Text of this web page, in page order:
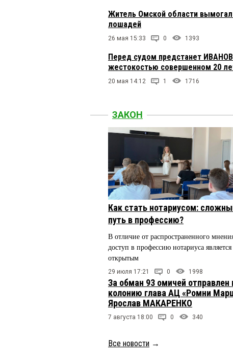
Житель Омской области вымогал
лошадей
26 мая 15:33 0 1393
Перед судом предстанет
жестокостью совершенном 20
20 мая 14:12 1 1716
ЗАКОН
Как стать нотариусом:
путь в профессию?
В отличие от распространенного
доступ в профессию нотариуса является
открытым
29 июля 17:21 0 1998
За обман 93 омичей отправлен
колонию глава АЦ «Ромни
Ярослав МАКАРЕНКО
7 августа 18:00 0 340
Все новости →